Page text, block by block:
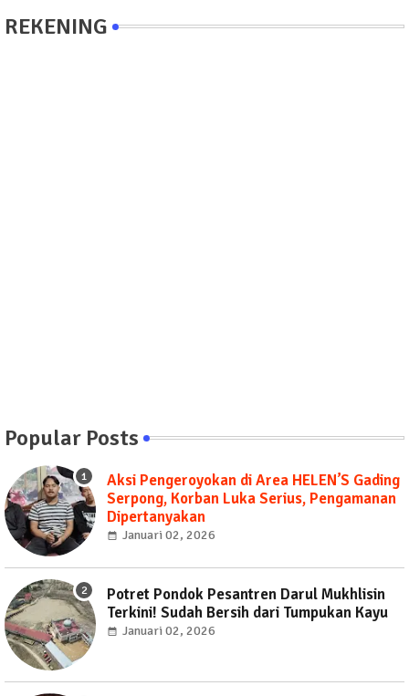
REKENING
Popular Posts
Aksi Pengeroyokan di Area HELEN’S Gading
Serpong, Korban Luka Serius, Pengamanan
Dipertanyakan
Januari 02, 2026
Potret Pondok Pesantren Darul Mukhlisin
Terkini! Sudah Bersih dari Tumpukan Kayu
Januari 02, 2026